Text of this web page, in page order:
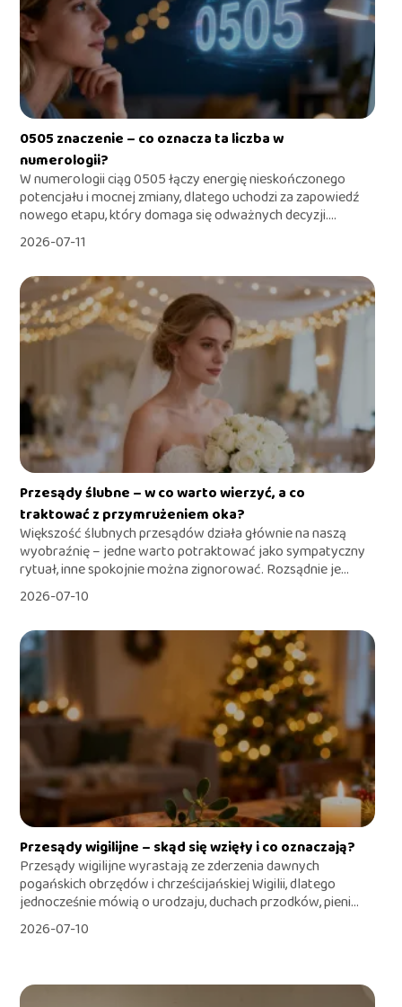
0505 znaczenie – co oznacza ta liczba w
numerologii?
W numerologii ciąg 0505 łączy energię nieskończonego
potencjału i mocnej zmiany, dlatego uchodzi za zapowiedź
nowego etapu, który domaga się odważnych decyzji....
2026-07-11
Przesądy ślubne – w co warto wierzyć, a co
traktować z przymrużeniem oka?
Większość ślubnych przesądów działa głównie na naszą
wyobraźnię – jedne warto potraktować jako sympatyczny
rytuał, inne spokojnie można zignorować. Rozsądnie je...
2026-07-10
Przesądy wigilijne – skąd się wzięły i co oznaczają?
Przesądy wigilijne wyrastają ze zderzenia dawnych
pogańskich obrzędów i chrześcijańskiej Wigilii, dlatego
jednocześnie mówią o urodzaju, duchach przodków, pieni...
2026-07-10